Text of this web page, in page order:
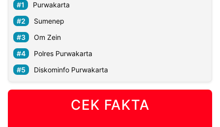
©
Purwakarta
Sumenep
Om Zein
Polres Purwakarta
Diskominfo Purwakarta
CEK FAKTA